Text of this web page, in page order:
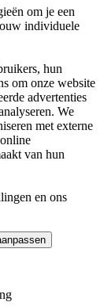
om je een
individuele
hun
om onze website
advertenties
We
met externe
van hun
en ons